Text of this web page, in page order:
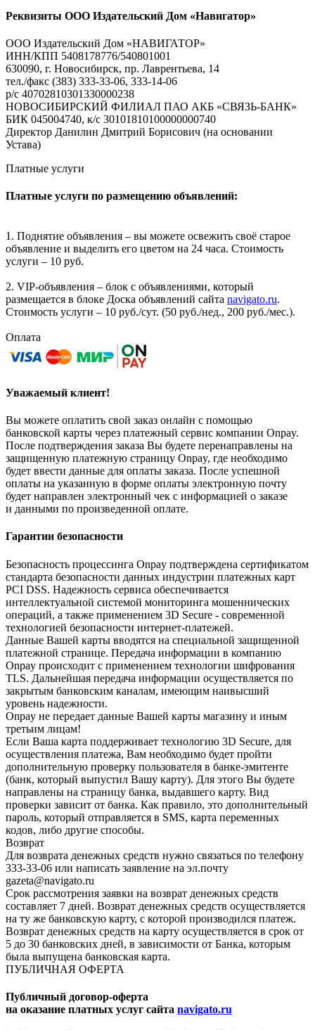
Реквизиты ООО Издательский Дом «Навигатор»
ООО Издательский Дом «НАВИГАТОР»
ИНН/КПП 5408178776/540801001
630090, г. Новосибирск, пр. Лаврентьева, 14
тел./факс (383) 333-33-06, 333-14-06
р/с 40702810301330000238
НОВОСИБИРСКИЙ ФИЛИАЛ ПАО АКБ «СВЯЗЬ-БАНК»
БИК 045004740, к/с 30101810100000000740
Директор Данилин Дмитрий Борисович (на основании
Устава)
Платные услуги
Платные услуги по размещению объявлений:
1. Поднятие объявления – вы можете освежить своё старое
объявление и выделить его цветом на 24 часа. Стоимость
услуги – 10 руб.
2. VIP-объявления – блок с объявлениями, который
размещается в блоке Доска объявлений сайта navigato.ru.
Стоимость услуги – 10 руб./сут. (50 руб./нед., 200 руб./мес.).
Оплата
Уважаемый клиент!
Вы можете оплатить свой заказ онлайн с помощью
банковской карты через платежный сервис компании Onpay.
После подтверждения заказа Вы будете перенаправлены на
защищенную платежную страницу Onpay, где необходимо
будет ввести данные для оплаты заказа. После успешной
оплаты на указанную в форме оплаты электронную почту
будет направлен электронный чек с информацией о заказе
и данными по произведенной оплате.
Гарантии безопасности
Безопасность процессинга Onpay подтверждена сертификатом
стандарта безопасности данных индустрии платежных карт
PCI DSS. Надежность сервиса обеспечивается
интеллектуальной системой мониторинга мошеннических
операций, а также применением 3D Secure - современной
технологией безопасности интернет-платежей.
Данные Вашей карты вводятся на специальной защищенной
платежной странице. Передача информации в компанию
Onpay происходит с применением технологии шифрования
TLS. Дальнейшая передача информации осуществляется по
закрытым банковским каналам, имеющим наивысший
уровень надежности.
Onpay не передает данные Вашей карты магазину и иным
третьим лицам!
Если Ваша карта поддерживает технологию 3D Secure, для
осуществления платежа, Вам необходимо будет пройти
дополнительную проверку пользователя в банке-эмитенте
(банк, который выпустил Вашу карту). Для этого Вы будете
направлены на страницу банка, выдавшего карту. Вид
проверки зависит от банка. Как правило, это дополнительный
пароль, который отправляется в SMS, карта переменных
кодов, либо другие способы.
Возврат
Для возврата денежных средств нужно связаться по телефону
333-33-06 или написать заявление на эл.почту
gazeta@navigato.ru
Срок рассмотрения заявки на возврат денежных средств
составляет 7 дней. Возврат денежных средств осуществляется
на ту же банковскую карту, с которой производился платеж.
Возврат денежных средств на карту осуществляется в срок от
5 до 30 банковских дней, в зависимости от Банка, которым
была выпущена банковская карта.
ПУБЛИЧНАЯ ОФЕРТА
Публичный договор-оферта
на оказание платных услуг сайта navigato.ru